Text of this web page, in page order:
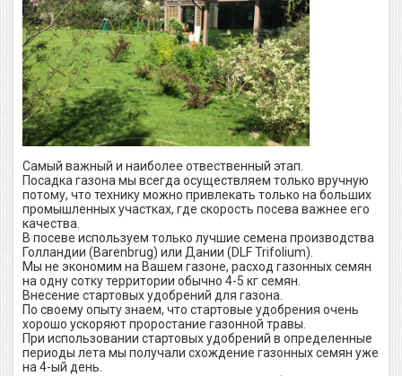
Самый важный и наиболее отвественный этап.
Посадка газона мы всегда осуществляем только вручную
потому, что технику можно привлекать только на больших
промышленных участках, где скорость посева важнее его
качества.
В посеве используем только лучшие семена производства
Голландии (Barenbrug) или Дании (DLF Trifolium).
Мы не экономим на Вашем газоне, расход газонных семян
на одну сотку территории обычно 4-5 кг семян.
Внесение стартовых удобрений для газона.
По своему опыту знаем, что стартовые удобрения очень
хорошо ускоряют проростание газонной травы.
При использовании стартовых удобрений в определенные
периоды лета мы получали схождение газонных семян уже
на 4-ый день.